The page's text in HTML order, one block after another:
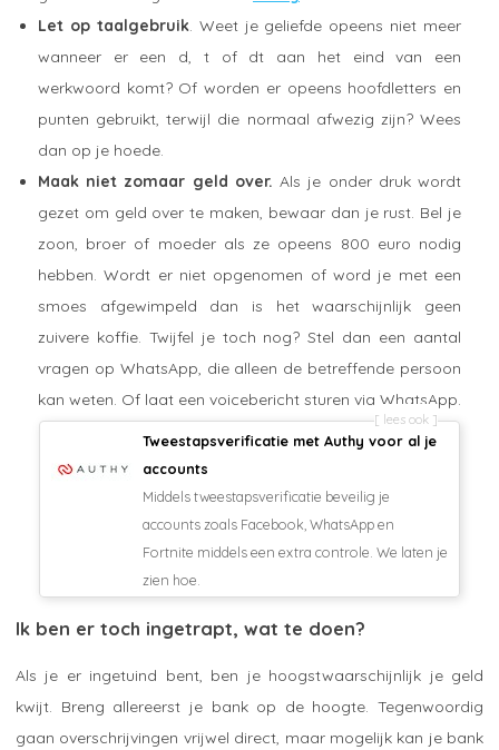
Let op taalgebruik. Weet je geliefde opeens niet meer
wanneer er een d, t of dt aan het eind van een
werkwoord komt? Of worden er opeens hoofdletters en
punten gebruikt, terwijl die normaal afwezig zijn? Wees
dan op je hoede.
Maak niet zomaar geld over. Als je onder druk wordt
gezet om geld over te maken, bewaar dan je rust. Bel je
zoon, broer of moeder als ze opeens 800 euro nodig
hebben. Wordt er niet opgenomen of word je met een
smoes afgewimpeld dan is het waarschijnlijk geen
zuivere koffie. Twijfel je toch nog? Stel dan een aantal
vragen op WhatsApp, die alleen de betreffende persoon
kan weten. Of laat een voicebericht sturen via WhatsApp.
lees ook
Tweestapsverificatie met Authy voor al je
accounts
Middels tweestapsverificatie beveilig je
accounts zoals Facebook, WhatsApp en
Fortnite middels een extra controle. We laten je
zien hoe.
Ik ben er toch ingetrapt, wat te doen?
Als je er ingetuind bent, ben je hoogstwaarschijnlijk je geld
kwijt. Breng allereerst je bank op de hoogte. Tegenwoordig
gaan overschrijvingen vrijwel direct, maar mogelijk kan je bank